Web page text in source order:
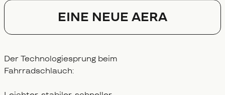
EINE NEUE AERA
Der Technologiesprung beim
Fahrradschlauch: